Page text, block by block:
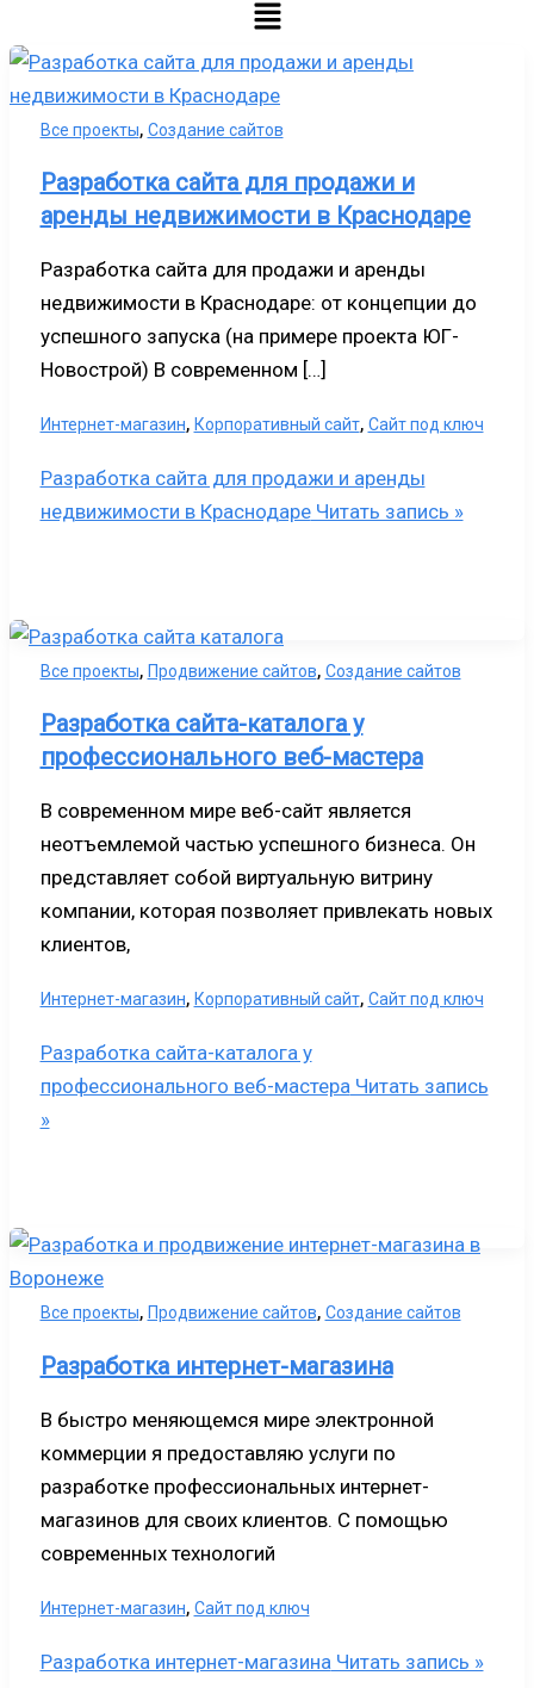
Все проекты, Создание сайтов
Разработка сайта для продажи и
аренды недвижимости в Краснодаре
Разработка сайта для продажи и аренды
недвижимости в Краснодаре: от концепции до
успешного запуска (на примере проекта ЮГ-
Новострой) В современном […]
Интернет-магазин, Корпоративный сайт, Сайт под ключ
Разработка сайта для продажи и аренды
недвижимости в КраснодареЧитать запись »
Все проекты, Продвижение сайтов, Создание сайтов
Разработка сайта-каталога у
профессионального веб-мастера
В современном мире веб-сайт является
неотъемлемой частью успешного бизнеса. Он
представляет собой виртуальную витрину
компании, которая позволяет привлекать новых
клиентов,
Интернет-магазин, Корпоративный сайт, Сайт под ключ
Разработка сайта-каталога у
профессионального веб-мастераЧитать запись
»
Все проекты, Продвижение сайтов, Создание сайтов
Разработка интернет-магазина
В быстро меняющемся мире электронной
коммерции я предоставляю услуги по
разработке профессиональных интернет-
магазинов для своих клиентов. С помощью
современных технологий
Интернет-магазин, Сайт под ключ
Разработка интернет-магазина Читать запись »